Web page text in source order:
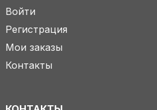
Войти
Регистрация
Мои заказы
Контакты